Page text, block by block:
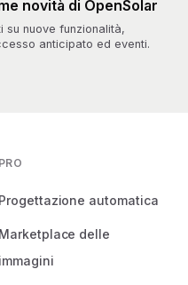
novità di OpenSolar
nuove funzionalità,
anticipato ed eventi.
PRO
Progettazione automatica
Marketplace delle
immagini